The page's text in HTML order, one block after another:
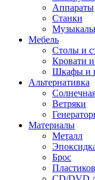
Аппараты
Станки
Мебель
Столы и
Кровати
Шкафы и
Альтернативка
Ветряки
Материалы
Металл
Брос